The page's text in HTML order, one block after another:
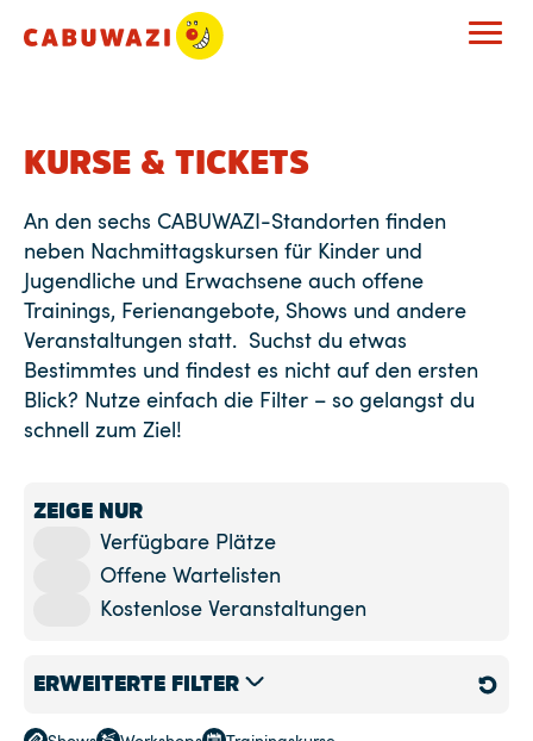
KURSE & TICKETS
An den sechs CABUWAZI-Standorten finden
neben Nachmittagskursen für Kinder und
Jugendliche und Erwachsene auch offene
Trainings, Ferienangebote, Shows und andere
Veranstaltungen statt. Suchst du etwas
Bestimmtes und findest es nicht auf den ersten
Blick? Nutze einfach die Filter – so gelangst du
schnell zum Ziel!
ZEIGE NUR
Verfügbare Plätze
Offene Wartelisten
Kostenlose Veranstaltungen
ERWEITERTE FILTER